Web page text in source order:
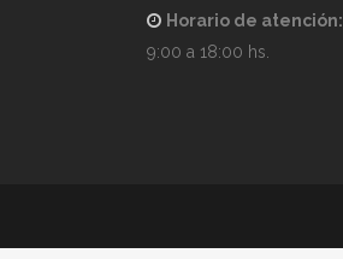
Horario de atención:
9:00 a 18:00 hs.